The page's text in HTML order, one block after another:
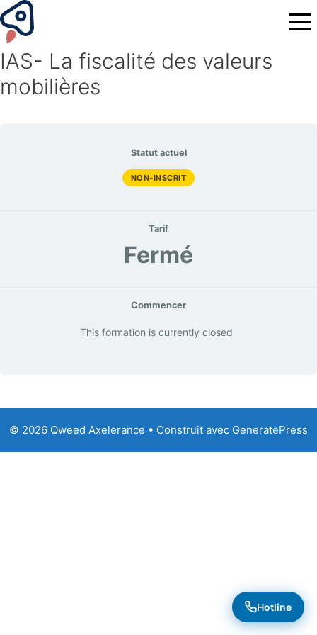
IAS- La fiscalité des valeurs
mobilières
Statut actuel
NON-INSCRIT
Tarif
Fermé
Commencer
This formation is currently closed
© 2026 Qweed Axelerance • Construit avec GeneratePress
Hotline